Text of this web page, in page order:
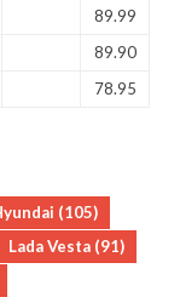
89.99
89.90
78.95
(105)
Lada Vesta (91)